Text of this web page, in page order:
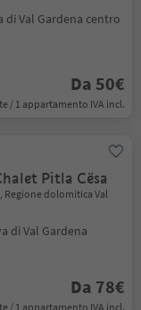
di Val Gardena centro
Da 50€
/ 1 appartamento IVA incl.
Pitla Cësa
Regione dolomitica Val
di Val Gardena
Da 78€
/ 1 appartamento IVA incl.